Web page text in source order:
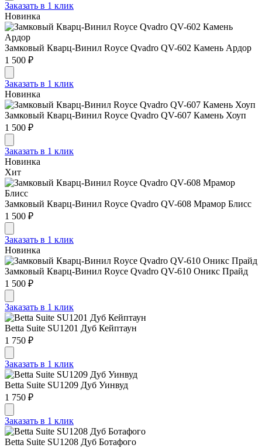
Заказать в 1 клик
Новинка
Замковый Кварц-Винил Royce Qvadro QV-602 Камень Ардор
1 500 ₽
Заказать в 1 клик
Новинка
Замковый Кварц-Винил Royce Qvadro QV-607 Камень Хоуп
1 500 ₽
Заказать в 1 клик
Новинка
Хит
Замковый Кварц-Винил Royce Qvadro QV-608 Мрамор Блисс
1 500 ₽
Заказать в 1 клик
Новинка
Замковый Кварц-Винил Royce Qvadro QV-610 Оникс Прайд
1 500 ₽
Заказать в 1 клик
Betta Suite SU1201 Дуб Кейптаун
1 750 ₽
Заказать в 1 клик
Betta Suite SU1209 Дуб Уинвуд
1 750 ₽
Заказать в 1 клик
Betta Suite SU1208 Дуб Ботафого